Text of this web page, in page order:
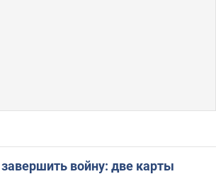
завершить войну: две карты